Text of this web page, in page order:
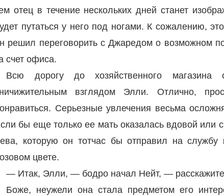
отец в течение нескольких дней станет
путаться у него под ногами. К сожалению,
решил переговорить с Джаредом о возможном
счет офиса.
Всю дорогу до хозяйственного
взглядом Элли. Отлично,
Серьезные увлечения весьма
бы еще только ее мать оказалась вдовой или
которую он тотчас бы отправил на
цвете.
— Итак, Элли, — бодро начал Нейт, —
Боже, неужели она стала предметом его